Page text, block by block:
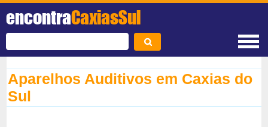
encontraCaxiasSul
Aparelhos Auditivos em Caxias do
Sul